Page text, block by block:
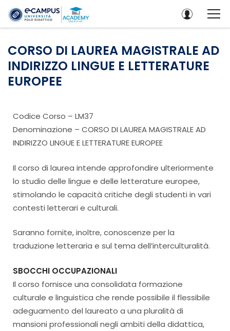
CORSO DI LAUREA MAGISTRALE AD
INDIRIZZO LINGUE E LETTERATURE
EUROPEE
Codice Corso – LM37
Denominazione – CORSO DI LAUREA MAGISTRALE AD
INDIRIZZO LINGUE E LETTERATURE EUROPEE
Il corso di laurea intende approfondire ulteriormente
lo studio delle lingue e delle letterature europee,
stimolando le capacità critiche degli studenti in vari
contesti letterari e culturali.
Saranno fornite, inoltre, conoscenze per la
traduzione letteraria e sul tema dell’interculturalità.
SBOCCHI OCCUPAZIONALI
Il corso fornisce una consolidata formazione
culturale e linguistica che rende possibile il flessibile
adeguamento del laureato a una pluralità di
mansioni professionali negli ambiti della didattica,